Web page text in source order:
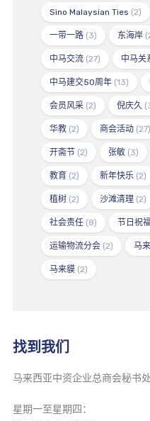
Sino Malaysian Ties (2)
一带一路(3) 东海岸
中马交流(27) 中马关
中马建交50周年(13)
会员风采(2) 倪庆久
华教(2) 商会活动(27)
开斋节(2) 张敏(3)
教育(2) 新年快乐 (2)
植树(2) 沙滩清理(2)
社会责任(8) 节日祝
运输物流分会(2) 马
马来貘(2)
找到我们
马来西亚中资企业总商会秘书处
星期一至星期四：